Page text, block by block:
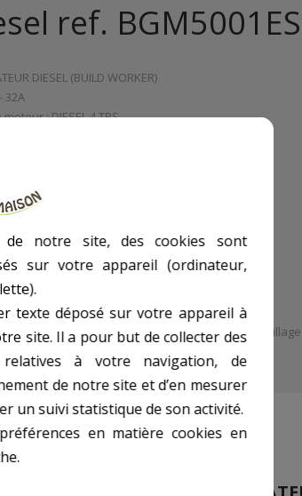
ref.
DIESEL (BUILD WORKER)
32A
: DIESEL 4 TPS
max: 5000W
continue: 4500W
12L
: 6H30min
électrique (livré avec batterie)
les chantiers, fermes...
en électricité: gros outillage de jardin, gros
notre site, des cookies sont
sur votre appareil (ordinateur,
texte déposé sur votre appareil à
site. Il a pour but de collecter des
relatives à votre navigation, de
de notre site et d’en mesurer
un suivi statistique de son activité.
en matière cookies en